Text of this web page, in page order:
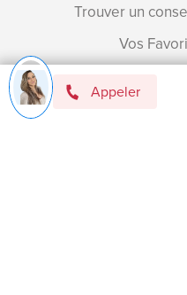
Appeler
Trouver un
Vos